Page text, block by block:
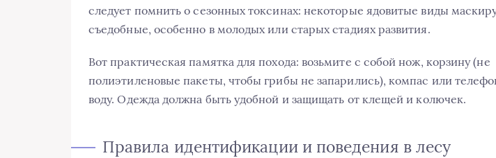
следует помнить о сезонных токсинах: некоторые ядовитые виды
съедобные, особенно в молодых или старых стадиях развития.
Вот практическая памятка для похода: возьмите с собой нож, корзину (не
полиэтиленовые пакеты, чтобы грибы не запарились), компас или
воду. Одежда должна быть удобной и защищать от клещей и колючек.
Правила идентификации и поведения в лесу